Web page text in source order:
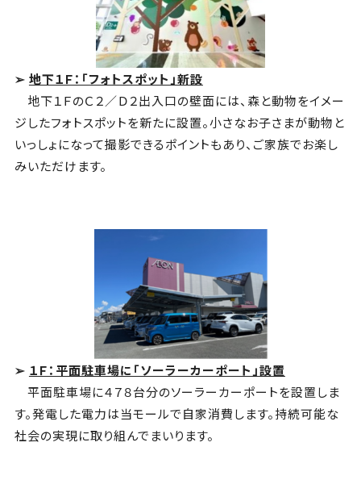
➢ 地下１Ｆ：「フォトスポット」新設
地下１ＦのＣ２／Ｄ２出入口の壁面には、森と動物をイメー
ジしたフォトスポットを新たに設置。小さなお子さまが動物と
いっしょになって撮影できるポイントもあり、ご家族でお楽し
みいただけます。
➢ １Ｆ：平面駐車場に「ソーラーカーポート」設置
平面駐車場に４７８台分のソーラーカーポートを設置しま
す。発電した電力は当モールで自家消費します。持続可能な
社会の実現に取り組んでまいります。